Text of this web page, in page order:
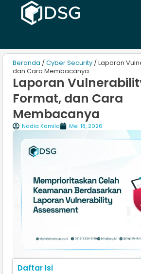
Beranda / Cyber Security / Laporan
dan Cara Membacanya
Laporan
Format, dan Cara
Membacanya
Nadia Kamila Mei 18, 2026
Daftar Isi